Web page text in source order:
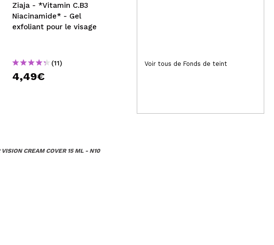
Ziaja - *Vitamin C.B3
Niacinamide* - Gel
exfoliant pour le visage
(11)
4,49€
(3)
Voir tous de Fonds de teint
CREAM COVER 15 ML - N10